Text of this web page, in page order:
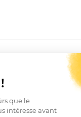
au vendredi
10 20
des promotions
CONTACTER
SUIVEZ-NOUS